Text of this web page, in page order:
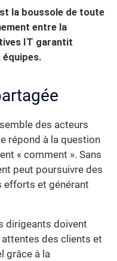
la boussole de toute
entre la
IT garantit
équipes.
des acteurs
répond à la question
« comment ». Sans
peut poursuivre des
efforts et générant
dirigeants doivent
des clients et
grâce à la